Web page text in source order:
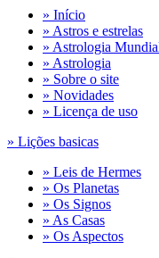
» Início
» Astros e estrelas
» Astrologia
» Astrologia
» Sobre o site
» Novidades
» Licença de uso
» Lições basicas
» Leis de Hermes
» Os Planetas
» Os Signos
» As Casas
» Os Aspectos